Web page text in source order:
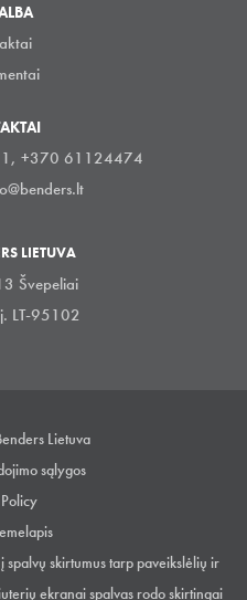
+370 61124474
LIETUVA
Švepeliai
LT-95102
Lietuva
sąlygos
skirtumus tarp paveikslėlių ir
ekranai spalvas rodo skirtingai